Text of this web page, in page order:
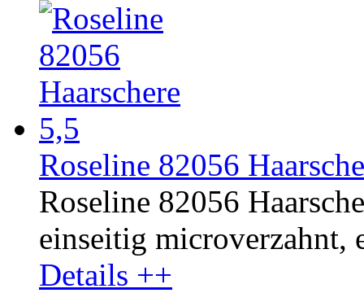
Roseline 82056
Roseline 82056
einseitig microverzahnt,
Details ++